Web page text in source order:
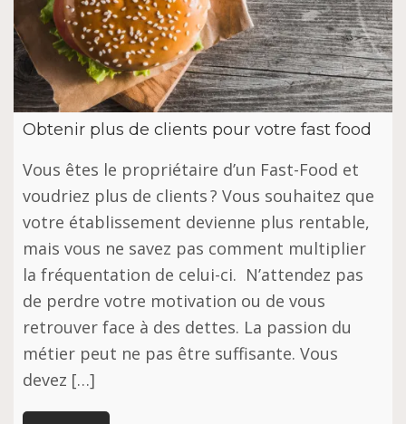
Obtenir plus de clients pour votre fast food
Vous êtes le propriétaire d’un Fast-Food et
voudriez plus de clients ? Vous souhaitez que
votre établissement devienne plus rentable,
mais vous ne savez pas comment multiplier
la fréquentation de celui-ci. N’attendez pas
de perdre votre motivation ou de vous
retrouver face à des dettes. La passion du
métier peut ne pas être suffisante. Vous
devez […]